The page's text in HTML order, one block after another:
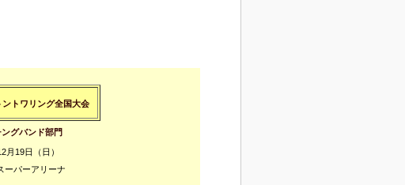
トワリング全国大会
グバンド部門
月19日（日）
ーパーアリーナ